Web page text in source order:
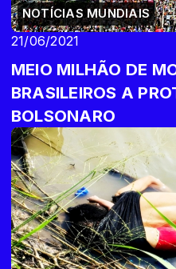
NOTÍCIAS MUNDIAIS
21/06/2021
MEIO MILHÃO DE
BRASILEIROS A
BOLSONARO